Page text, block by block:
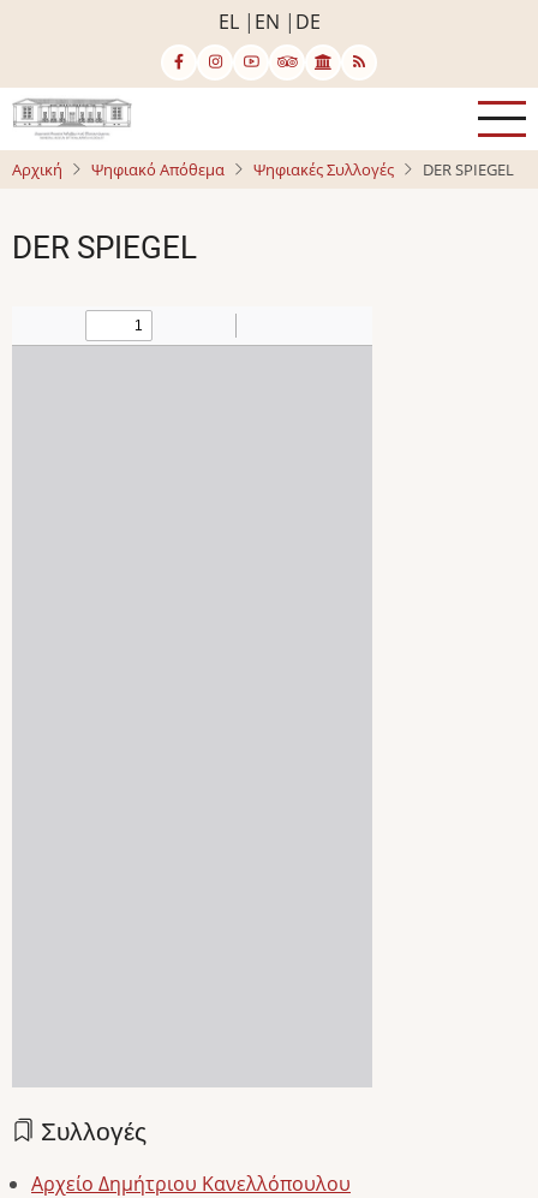
κυρίως
περιεχόμενο
EL EN DE
Αρχική Ψηφιακό Απόθεμα Ψηφιακές Συλλογές DER SPIEGEL
DER SPIEGEL
Συλλογές
Αρχείο Δημήτριου Κανελλόπουλου